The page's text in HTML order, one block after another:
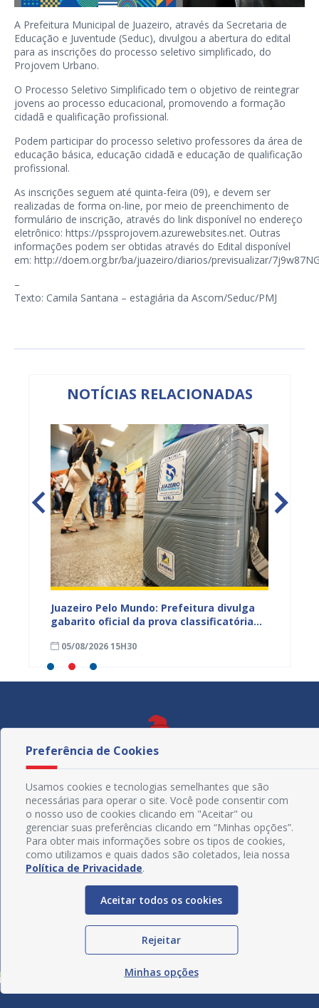
A Prefeitura Municipal de Juazeiro, através da Secretaria de
Educação e Juventude (Seduc), divulgou a abertura do edital
para as inscrições do processo seletivo simplificado, do
Projovem Urbano.
O Processo Seletivo Simplificado tem o objetivo de reintegrar
jovens ao processo educacional, promovendo a formação
cidadã e qualificação profissional.
Podem participar do processo seletivo professores da área de
educação básica, educação cidadã e educação de qualificação
profissional.
As inscrições seguem até quinta-feira (09), e devem ser
realizadas de forma on-line, por meio de preenchimento de
formulário de inscrição, através do link disponível no endereço
eletrônico: https://pssprojovem.azurewebsites.net. Outras
informações podem ser obtidas através do Edital disponível
em: http://doem.org.br/ba/juazeiro/diarios/previsualizar/
–
Texto: Camila Santana – estagiária da Ascom/Seduc/PMJ
NOTÍCIAS RELACIONADAS
Juazeiro Pelo Mundo: Prefeitura divulga
gabarito oficial da prova classificatória
05/08/2026 15H30
Redes Sociais
Preferência de Cookies
Usamos cookies e tecnologias semelhantes que são
necessárias para operar o site. Você pode consentir com
o nosso uso de cookies clicando em "Aceitar" ou
gerenciar suas preferências clicando em “Minhas opções”.
Para obter mais informações sobre os tipos de cookies,
como utilizamos e quais dados são coletados, leia nossa
Política de Privacidade.
Aceitar todos os cookies
Rejeitar
Minhas opções